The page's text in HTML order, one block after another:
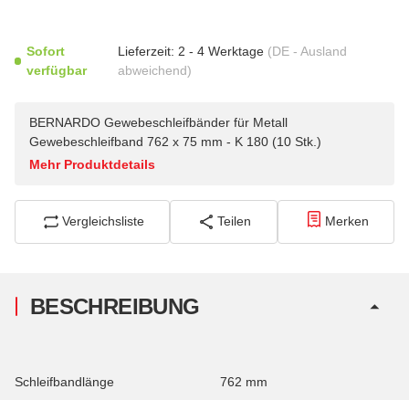
Sofort
verfügbar
Lieferzeit: 2 - 4 Werktage (DE - Ausland
abweichend)
BERNARDO Gewebeschleifbänder für Metall
Gewebeschleifband 762 x 75 mm - K 180 (10 Stk.)
Mehr Produktdetails
Vergleichsliste Teilen Merken
BESCHREIBUNG
Schleifbandlänge 762 mm